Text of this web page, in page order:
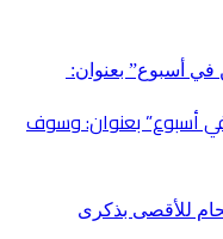
في أسبوع” بعنوان: وسوف